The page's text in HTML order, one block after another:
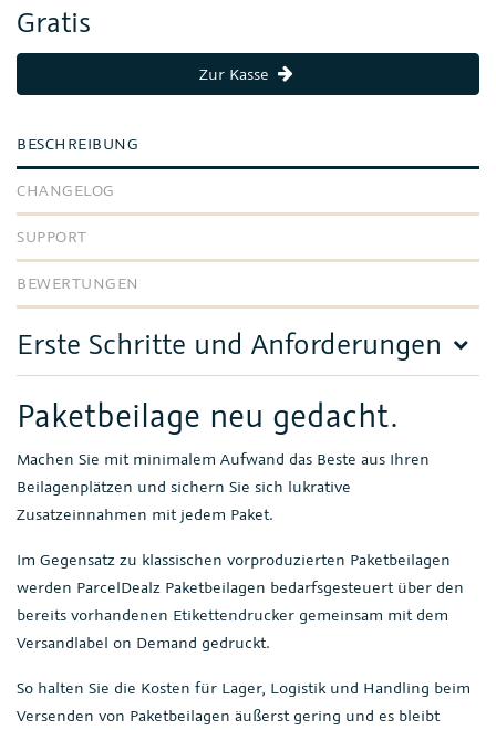
Gratis
Zur Kasse
BESCHREIBUNG
CHANGELOG
SUPPORT
BEWERTUNGEN
Erste Schritte und Anforderungen
Paketbeilage neu gedacht.
Machen Sie mit minimalem Aufwand das Beste aus Ihren
Beilagenplätzen und sichern Sie sich lukrative
Zusatzeinnahmen mit jedem Paket.
Im Gegensatz zu klassischen vorproduzierten Paketbeilagen
werden ParcelDealz Paketbeilagen bedarfsgesteuert über den
bereits vorhandenen Etikettendrucker gemeinsam mit dem
Versandlabel on Demand gedruckt.
So halten Sie die Kosten für Lager, Logistik und Handling beim
Versenden von Paketbeilagen äußerst gering und es bleibt